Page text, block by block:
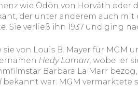
wie Ödön von Horváth oder
der unter anderem auch
Sie verließ ihn 1937 und ging
von Louis B. Mayer für MGM
Hedy Lamarr, wobei er
Barbara La Marr
bekannt war. MGM vermarktete